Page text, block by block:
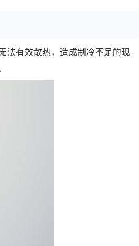
法有效散热，造成制冷不足的现